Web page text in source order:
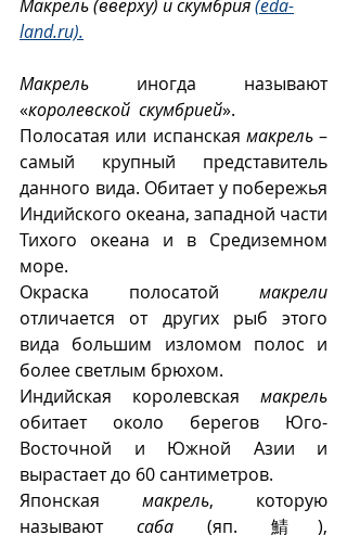
Макрель (вверху) и скумбрия (eda-
land.ru).
Макрель иногда называют
«королевской скумбрией».
Полосатая или испанская макрель –
самый крупный представитель
данного вида. Обитает у побережья
Индийского океана, западной части
Тихого океана и в Средиземном
море.
Окраска полосатой макрели
отличается от других рыб этого
вида большим изломом полос и
более светлым брюхом.
Индийская королевская макрель
обитает около берегов Юго-
Восточной и Южной Азии и
вырастает до 60 сантиметров.
Японская макрель, которую
называют саба (яп. 鯖),